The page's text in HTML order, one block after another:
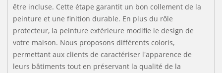
être incluse. Cette étape garantit un bon collement de la
peinture et une finition durable. En plus du rôle
protecteur, la peinture extérieure modifie le design de
votre maison. Nous proposons différents coloris,
permettant aux clients de caractériser l'apparence de
leurs bâtiments tout en préservant la qualité de la